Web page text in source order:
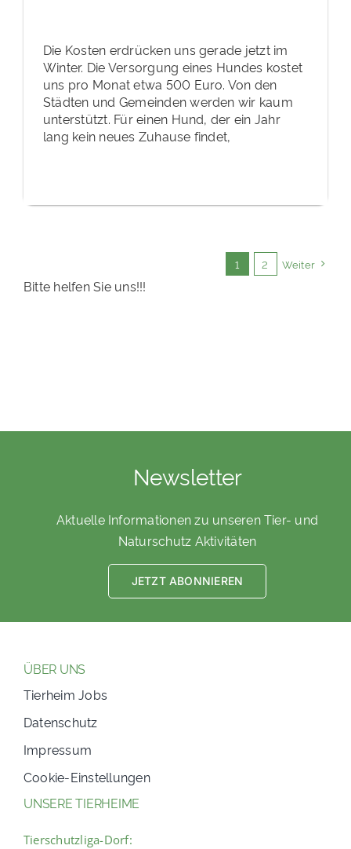
Die Kosten erdrücken uns gerade jetzt im
Winter. Die Versorgung eines Hundes kostet
uns pro Monat etwa 500 Euro. Von den
Städten und Gemeinden werden wir kaum
unterstützt. Für einen Hund, der ein Jahr
lang kein neues Zuhause findet,
1 2 Weiter
Bitte helfen Sie uns!!!
Newsletter
Aktuelle Informationen zu unseren Tier- und
Naturschutz Aktivitäten
JETZT ABONNIEREN
ÜBER UNS
Tierheim Jobs
Datenschutz
Impressum
Cookie-Einstellungen
UNSERE TIERHEIME
Tierschutzliga-Dorf: